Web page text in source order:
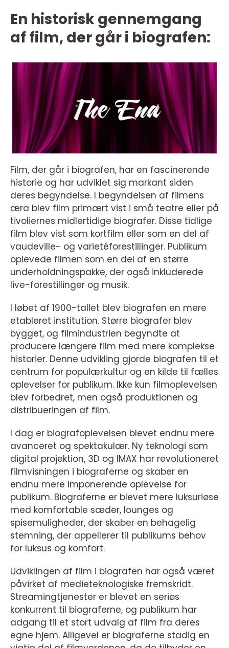
En historisk gennemgang
af film, der går i biografen:
Film, der går i biografen, har en fascinerende
historie og har udviklet sig markant siden
deres begyndelse. I begyndelsen af filmens
æra blev film primært vist i små teatre eller på
tivoliernes midlertidige biografer. Disse tidlige
film blev vist som kortfilm eller som en del af
vaudeville- og varietéforestillinger. Publikum
oplevede filmen som en del af en større
underholdningspakke, der også inkluderede
live-forestillinger og musik.
I løbet af 1900-tallet blev biografen en mere
etableret institution. Større biografer blev
bygget, og filmindustrien begyndte at
producere længere film med mere komplekse
historier. Denne udvikling gjorde biografen til et
centrum for populærkultur og en kilde til fælles
oplevelser for publikum. Ikke kun filmoplevelsen
blev forbedret, men også produktionen og
distribueringen af film.
I dag er biografoplevelsen blevet endnu mere
avanceret og spektakulær. Ny teknologi som
digital projektion, 3D og IMAX har revolutioneret
filmvisningen i biograferne og skaber en
endnu mere imponerende oplevelse for
publikum. Biograferne er blevet mere luksuriøse
med komfortable sæder, lounges og
spisemuligheder, der skaber en behagelig
stemning, der appellerer til publikums behov
for luksus og komfort.
Udviklingen af film i biografen har også været
påvirket af medieteknologiske fremskridt.
Streamingtjenester er blevet en seriøs
konkurrent til biograferne, og publikum har
adgang til et stort udvalg af film fra deres
egne hjem. Alligevel er biograferne stadig en